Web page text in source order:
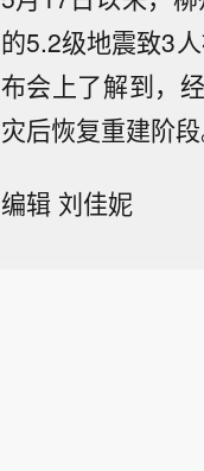
的5.2级地震致3
布会上了解到，
灾后恢复重建阶段
编辑 刘佳妮